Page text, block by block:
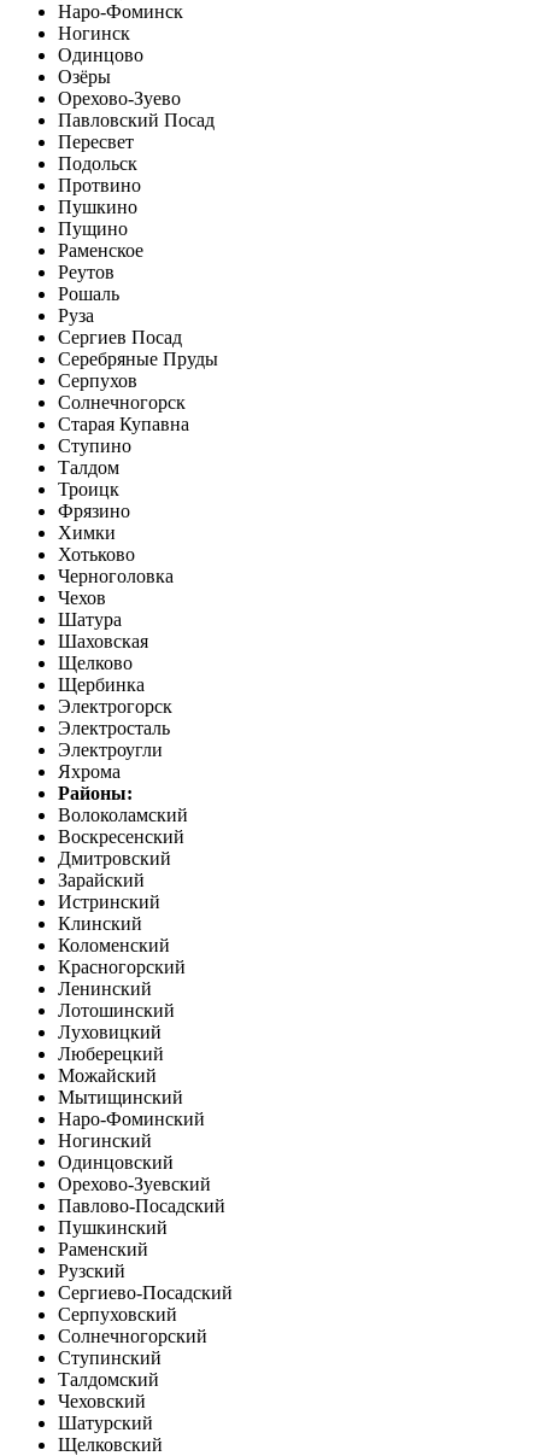
Наро-Фоминск
Ногинск
Одинцово
Озёры
Орехово-Зуево
Павловский Посад
Пересвет
Подольск
Протвино
Пушкино
Пущино
Раменское
Реутов
Рошаль
Руза
Сергиев Посад
Серебряные Пруды
Серпухов
Солнечногорск
Старая Купавна
Ступино
Талдом
Троицк
Фрязино
Химки
Хотьково
Черноголовка
Чехов
Шатура
Шаховская
Щелково
Щербинка
Электрогорск
Электросталь
Электроугли
Яхрома
Районы:
Волоколамский
Воскресенский
Дмитровский
Зарайский
Истринский
Клинский
Коломенский
Красногорский
Ленинский
Лотошинский
Луховицкий
Люберецкий
Можайский
Мытищинский
Наро-Фоминский
Ногинский
Одинцовский
Орехово-Зуевский
Павлово-Посадский
Пушкинский
Раменский
Рузский
Сергиево-Посадский
Серпуховский
Солнечногорский
Ступинский
Талдомский
Чеховский
Шатурский
Щелковский